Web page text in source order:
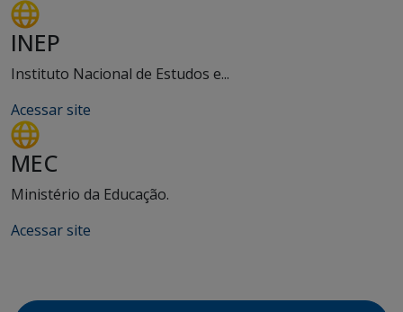
INEP
Instituto Nacional de Estudos e...
Acessar site
MEC
Ministério da Educação.
Acessar site